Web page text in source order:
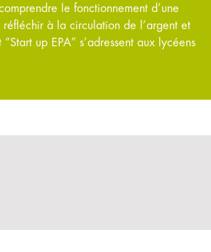
le fonctionnement d’une
à la circulation de l’argent et
up EPA” s’adressent aux lycéens